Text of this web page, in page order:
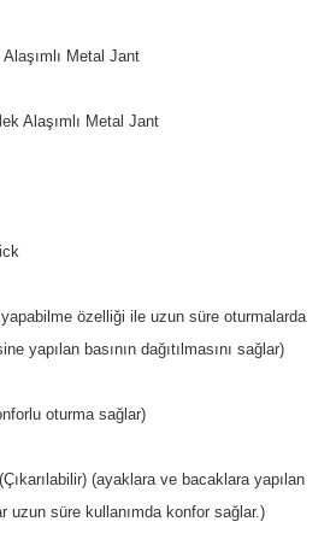
Metal Jant
Alaşımlı Metal Jant
özelliği ile uzun süre oturmalarda
yapılan basının dağıtılmasını sağlar)
oturma sağlar)
(ayaklara ve bacaklara yapılan
uzun süre kullanımda konfor sağlar.)